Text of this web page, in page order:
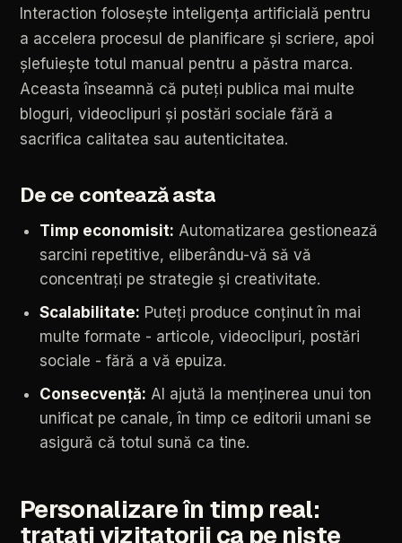
Interaction folosește inteligența artificială pentru
a accelera procesul de planificare și scriere, apoi
șlefuiește totul manual pentru a păstra marca.
Aceasta înseamnă că puteți publica mai multe
bloguri, videoclipuri și postări sociale fără a
sacrifica calitatea sau autenticitatea.
De ce conteazăasta
Timp economisit: Automatizarea gestionează
sarcini repetitive, eliberându-vă să vă
concentrați pe strategie și creativitate.
Scalabilitate: Puteți produce conținut în mai
multe formate - articole, videoclipuri, postări
sociale - fără a vă epuiza.
Consecvență: AI ajută la menținerea unui ton
unificat pe canale, în timp ce editorii umani se
asigură că totul sună ca tine.
Personalizareîn timp real:
tratațivizitatorii ca pe niște